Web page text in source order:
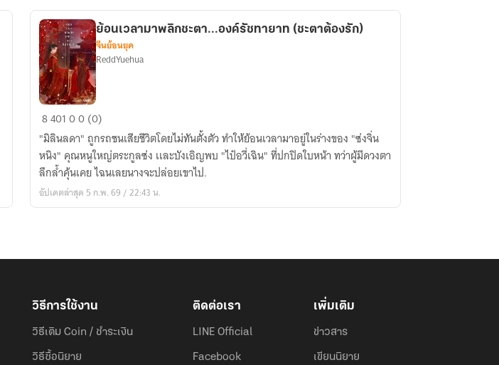
ย้อน
เวลา
มา
พลิก
ชะตา...องค์
รัชทายาท
ย้อนเวลามาพลิกชะตา...องค์รัชทายาท (ชะตาต้องรัก)
จีนย้อนยุค
ReddYuehua
840100 (0)
"มิลินลดา" ถูกรถชนเสียชีวิตโดยไม่ทันตั้งตัว ทำให้ย้อนเวลามาอยู่ในร่างของ "ซ่งจิ่น
หนิง" คุณหนูใหญ่ตระกูลซ่ง เเละบังเอิญพบ "ไป๋อวี่เฉิน" ที่ปกปิดใบหน้า ทว่าผู้มีดวงตา
ลึกล้ำคุ้นเคย ไฉนเลยนางจะปล่อยเขาไป.
อัปเดตล่าสุด 5 ก.พ. 69 / 22:43 น.
วิธีการใช้งาน
วิธีเติม Coin / ชำระเงิน
วิธีซื้อนิยาย
ติดต่อเรา
LINE Official
Facebook
เพิ่มเติม
ข่าวสาร
เขียนนิยาย